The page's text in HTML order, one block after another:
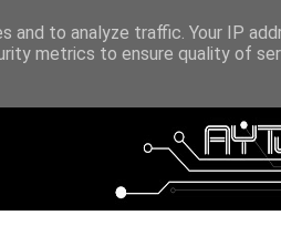
to analyze traffic. Your IP
metrics to ensure quality of